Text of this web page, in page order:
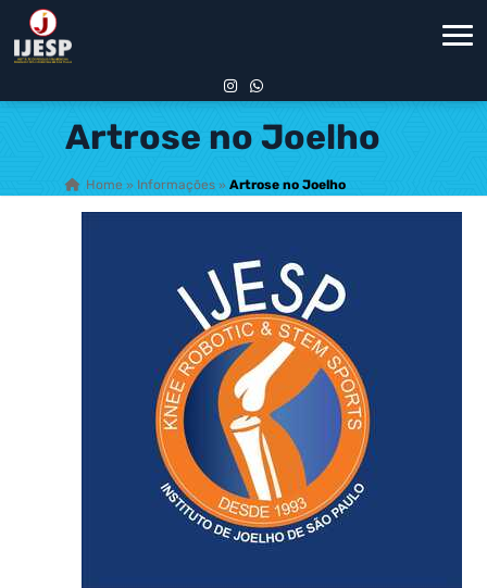
Artrose no Joelho
Home » Informações » Artrose no Joelho